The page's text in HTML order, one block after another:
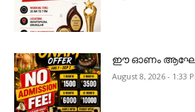
ഈ ഓണം
August 8, 2026 - 1:33